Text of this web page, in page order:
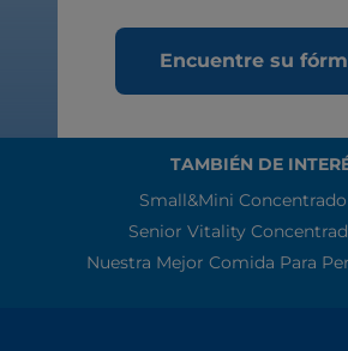
Encuentre su
TAMBIÉN DE
Small&Mini
Senior Vitality
Nuestra Mejor Comida Para